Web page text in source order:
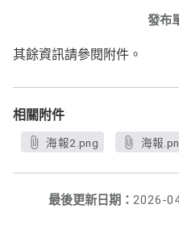
發布
其餘資訊請參閱附件。
相關附件
海報2.png 海報
最後更新日期： 2026-